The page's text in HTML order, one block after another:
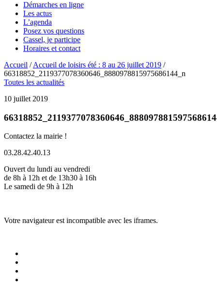
Démarches en ligne
Les actus
L’agenda
Posez vos questions
Cassel, je participe
Horaires et contact
Accueil /Accueil de loisirs été : 8 au 26 juillet 2019 /
66318852_2119377078360646_8880978815975686144_n
Toutes les actualités
10 juillet 2019
Contactez la mairie !
03.28.42.40.13
Ouvert du lundi au vendredi
de 8h à 12h et de 13h30 à 16h
Le samedi de 9h à 12h
Votre navigateur est incompatible avec les iframes.